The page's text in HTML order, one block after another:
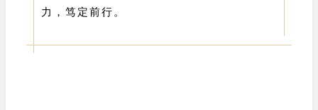
力，笃定前行。